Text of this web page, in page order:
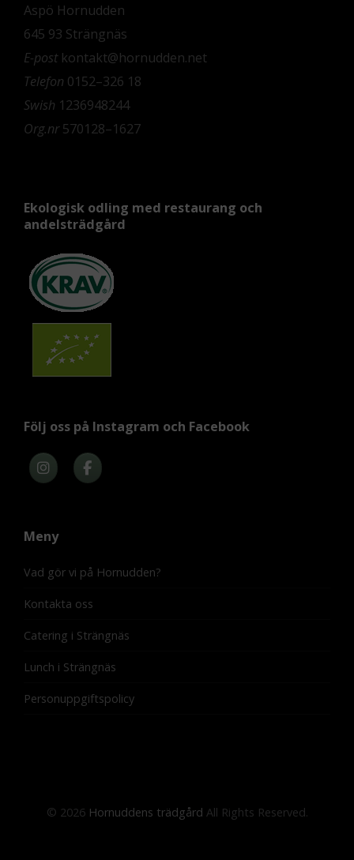
Aspö Hornudden
645 93 Strängnäs
E-postkontakt@hornudden.net
Telefon 0152–326 18
Swish 1236948244
Org.nr570128–1627
Ekologisk odling med restaurang och
andelsträdgård
Följ oss på Instagram och Facebook
Meny
Vad gör vi på Hornudden?
Kontakta oss
Catering i Strängnäs
Lunch i Strängnäs
Personuppgiftspolicy
© 2026 Hornuddens trädgård All Rights Reserved.